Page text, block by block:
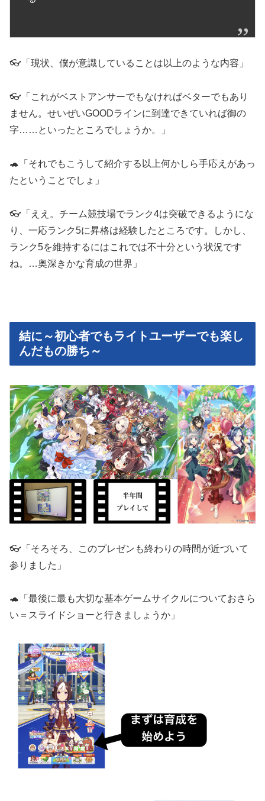
👓「現状、僕が意識していることは以上のような内容」
👓「これがベストアンサーでもなければベターでもあり
ません。せいぜいGOODラインに到達できていれば御の
字……といったところでしょうか。」
🐢「それでもこうして紹介する以上何かしら手応えがあっ
たということでしょ」
👓「ええ。チーム競技場でランク4は突破できるようにな
り、一応ランク5に昇格は経験したところです。しかし、
ランク5を維持するにはこれでは不十分という状況です
ね。…奥深きかな育成の世界」
結に～初心者でもライトユーザーでも楽し
んだもの勝ち～
👓「そろそろ、このプレゼンも終わりの時間が近づいて
参りました」
🐢「最後に最も大切な基本ゲームサイクルについておさら
い＝スライドショーと行きましょうか」